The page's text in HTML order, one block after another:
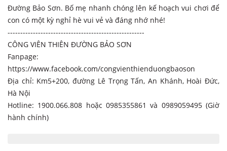
Đường Bảo Sơn. Bố mẹ nhanh chóng lên kế hoạch vui chơi để
con có một kỳ nghỉ hè vui vẻ và đáng nhớ nhé!
------------------------------------------------------
CÔNG VIÊN THIÊN ĐƯỜNG BẢO SƠN
Fanpage:
https://www.facebook.com/congvienthienduongbaoson
Địa chỉ: Km5+200, đường Lê Trọng Tấn, An Khánh, Hoài Đức,
Hà Nội
Hotline: 1900.066.808 hoặc 0985355861 và 0989059495 (Giờ
hành chính)